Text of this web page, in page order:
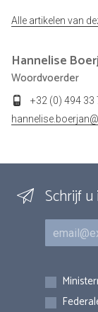
Alle artikelen van
Hannelise
Woordvoerder
+32 (0) 494 33
Schrijf
E-mail